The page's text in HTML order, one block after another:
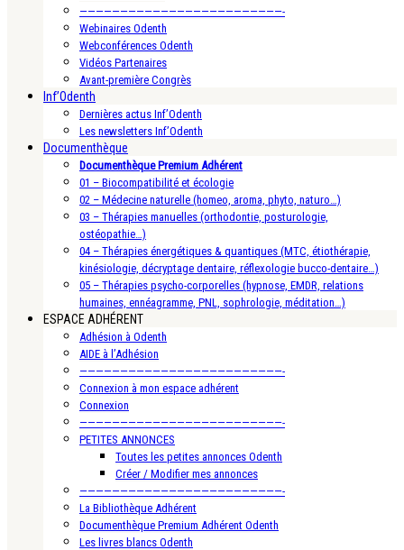
—————————————————————————-
Webinaires Odenth
Webconférences Odenth
Vidéos Partenaires
Avant-première Congrès
Inf’Odenth
Dernières actus Inf’Odenth
Les newsletters Inf’Odenth
Documenthèque
Documenthèque Premium Adhérent
01 – Biocompatibilité et écologie
02 – Médecine naturelle (homeo, aroma, phyto, naturo…)
03 – Thérapies manuelles (orthodontie, posturologie,
ostéopathie…)
04 – Thérapies énergétiques & quantiques (MTC, étiothérapie,
kinésiologie, décryptage dentaire, réflexologie bucco-dentaire…)
05 – Thérapies psycho-corporelles (hypnose, EMDR, relations
humaines, ennéagramme, PNL, sophrologie, méditation…)
ESPACE ADHÉRENT
Adhésion à Odenth
AIDE à l’Adhésion
—————————————————————————-
Connexion à mon espace adhérent
Connexion
—————————————————————————-
PETITES ANNONCES
Toutes les petites annonces Odenth
Créer / Modifier mes annonces
—————————————————————————-
La Bibliothèque Adhérent
Documenthèque Premium Adhérent Odenth
Les livres blancs Odenth